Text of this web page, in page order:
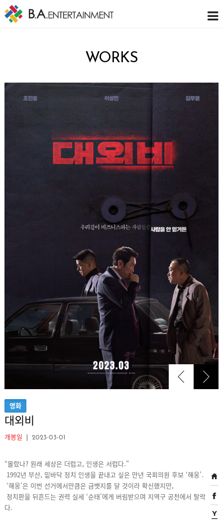
WORKS
‹ ›
영화
대외비
개봉일 | 2023-03-01
“몰랐나? 원래 세상은 더럽고, 인생은 서럽다.”
1992년 부산, 밑바닥 정치 인생을 끝내고 싶은 만년 국회의원 후보 ‘해웅’.
‘해웅’은 이번 선거에서만큼은 금뱃지를 달 것이라 확신했지만,
정치판을 뒤흔드는 권력 실세 ‘순태’에게 버림받으며 지역구 공천에서 탈락한
다.